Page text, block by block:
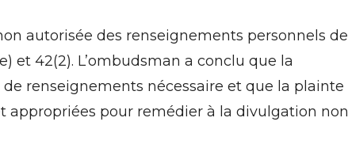
autorisée des renseignements personnels de
et 42(2). L’ombudsman a conclu que la
renseignements nécessaire et que la plainte
appropriées pour remédier à la divulgation non